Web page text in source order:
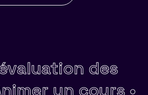
des
un cours •